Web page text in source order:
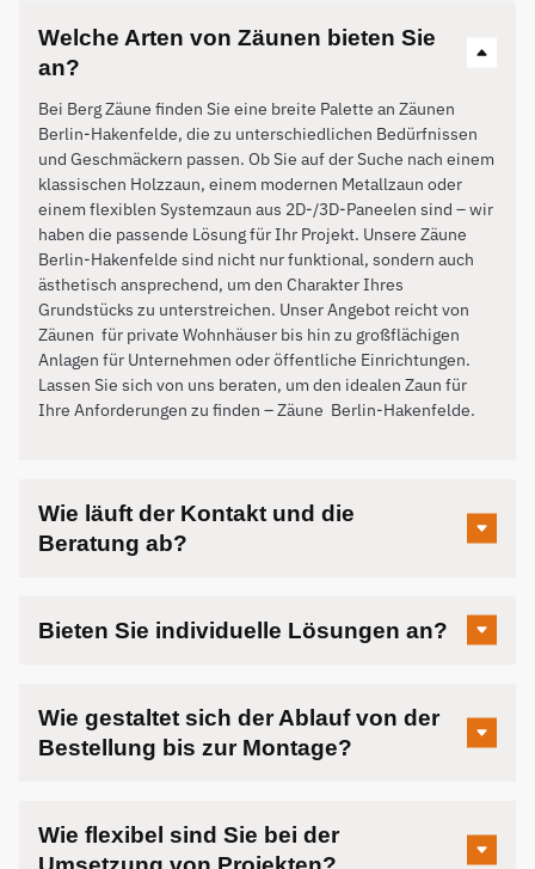
Welche Arten von Zäunen bieten Sie
an?
Bei Berg Zäune finden Sie eine breite Palette an Zäunen
Berlin-Hakenfelde, die zu unterschiedlichen Bedürfnissen
und Geschmäckern passen. Ob Sie auf der Suche nach einem
klassischen Holzzaun, einem modernen Metallzaun oder
einem flexiblen Systemzaun aus 2D-/3D-Paneelen sind – wir
haben die passende Lösung für Ihr Projekt. Unsere Zäune
Berlin-Hakenfelde sind nicht nur funktional, sondern auch
ästhetisch ansprechend, um den Charakter Ihres
Grundstücks zu unterstreichen. Unser Angebot reicht von
Zäunen für private Wohnhäuser bis hin zu großflächigen
Anlagen für Unternehmen oder öffentliche Einrichtungen.
Lassen Sie sich von uns beraten, um den idealen Zaun für
Ihre Anforderungen zu finden – Zäune Berlin-Hakenfelde.
Wie läuft der Kontakt und die
Beratung ab?
Bieten Sie individuelle Lösungen an?
Wie gestaltet sich der Ablauf von der
Bestellung bis zur Montage?
Wie flexibel sind Sie bei der